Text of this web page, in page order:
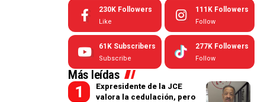
230K Followers
Like
111K Followers
Follow
61K Subscribers
Subscribe
277K Followers
Follow
Más leídas
Expresidente de la JCE
valora la cedulación, pero